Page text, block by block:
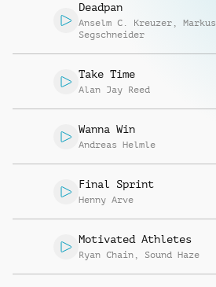
Deadpan
Anselm C. Kreuzer , Markus
Segschneider
Take Time
Alan Jay Reed
Wanna Win
Andreas Helmle
Final Sprint
Henny Arve
Motivated Athletes
Ryan Chain , Sound Haze